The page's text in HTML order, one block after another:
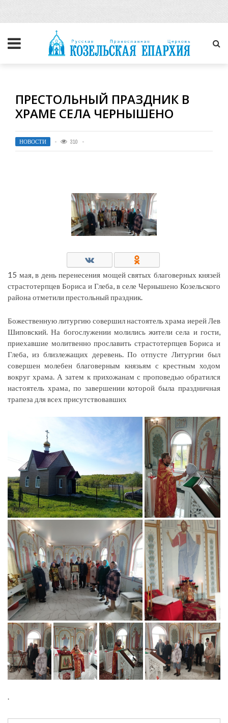
ПРЕСТОЛЬНЫЙ ПРАЗДНИК В
ХРАМЕ СЕЛА ЧЕРНЫШЕНО
НОВОСТИ 310
15 мая, в день перенесения мощей святых благоверных князей
страстотерпцев Бориса и Глеба, в селе Чернышено Козельского
района отметили престольный праздник.
Божественную литургию совершил настоятель храма иерей Лев
Шиповский. На богослужении молились жители села и гости,
приехавшие молитвенно прославить страстотерпцев Бориса и
Глеба, из близлежащих деревень. По отпусте Литургии был
совершен молебен благоверным князьям с крестным ходом
вокруг храма. А затем к прихожанам с проповедью обратился
настоятель храма, по завершении которой была праздничная
трапеза для всех присутствовавших
.